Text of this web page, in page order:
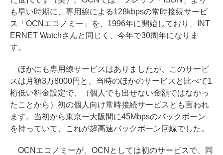
も早い時期に、専用線による128kbpsの常時接続サービ
ス「OCNエコノミー」を、1996年に開始しており、INT
ERNET Watchさんと同じく、今年で30周年になりま
す。
ほかにも専用線サービスはありましたが、このサービ
スは月額3万8000円と、当時のほかのサービスと比べて1
桁低い料金設定で、（個人でも出せない金額ではなかっ
たことから）初の個人向け常時接続サービスとも言われ
ます。当初から東京ー大阪間に45Mbpsのバックボーン
を持っていて、これが超高速バックボーン回線でした。
OCNエコノミーが、OCNとしては初のサービスで、同